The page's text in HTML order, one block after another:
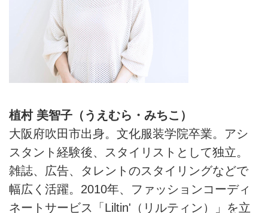
植村 美智子（うえむら・みちこ）
大阪府吹田市出身。文化服装学院卒業。アシ
スタント経験後、スタイリストとして独立。
雑誌、広告、タレントのスタイリングなどで
幅広く活躍。2010年、ファッションコーディ
ネートサービス「Liltin'（リルティン）」を立